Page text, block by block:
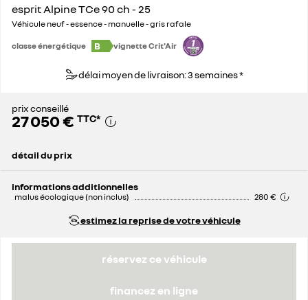
esprit Alpine TCe 90 ch - 25
Véhicule neuf - essence - manuelle - gris rafale
classe énergétique B vignette Crit'Air
délai moyen de livraison: 3 semaines *
prix conseillé
27 050 € TTC*
détail du prix
informations additionnelles
malus écologique (non inclus) 280 €
estimez la reprise de votre véhicule
réservez ce véhicule
financez en ligne